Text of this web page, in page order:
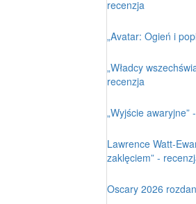
recenzja
„Avatar: Ogień i
„Władcy
recenzja
„Wyjście awaryjne”
Lawrence Watt-
zaklęciem” -
Oscary 2026